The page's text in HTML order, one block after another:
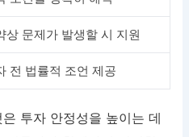
상 문제가 발생할 시 지원
전 법률적 조언 제공
투자 안정성을 높이는 데